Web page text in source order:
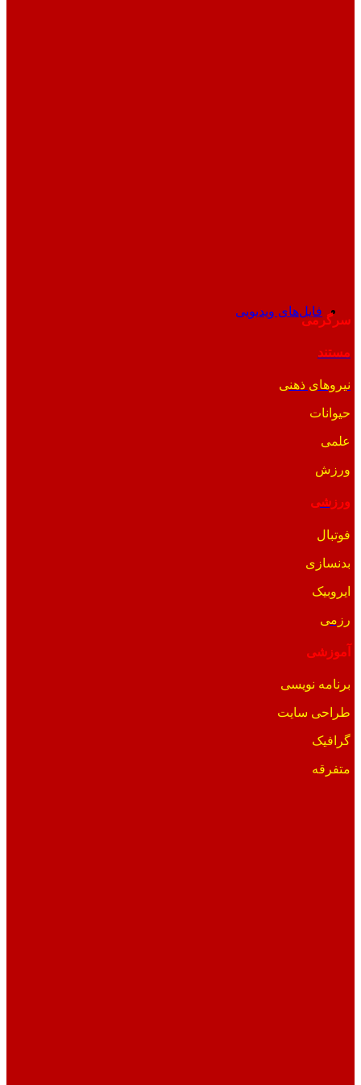
فایل‌های ویدیویی
سرگرمی
مستند
نیروهای ذهنی
حیوانات
علمی
ورزش
ورزشی
فوتبال
بدنسازی
ایروبیک
رزمی
آموزشی
برنامه نویسی
طراحی سایت
گرافیک
متفرقه